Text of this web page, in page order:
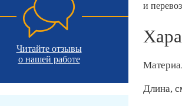
Читайте отзывы
о нашей работе
и
Длина,